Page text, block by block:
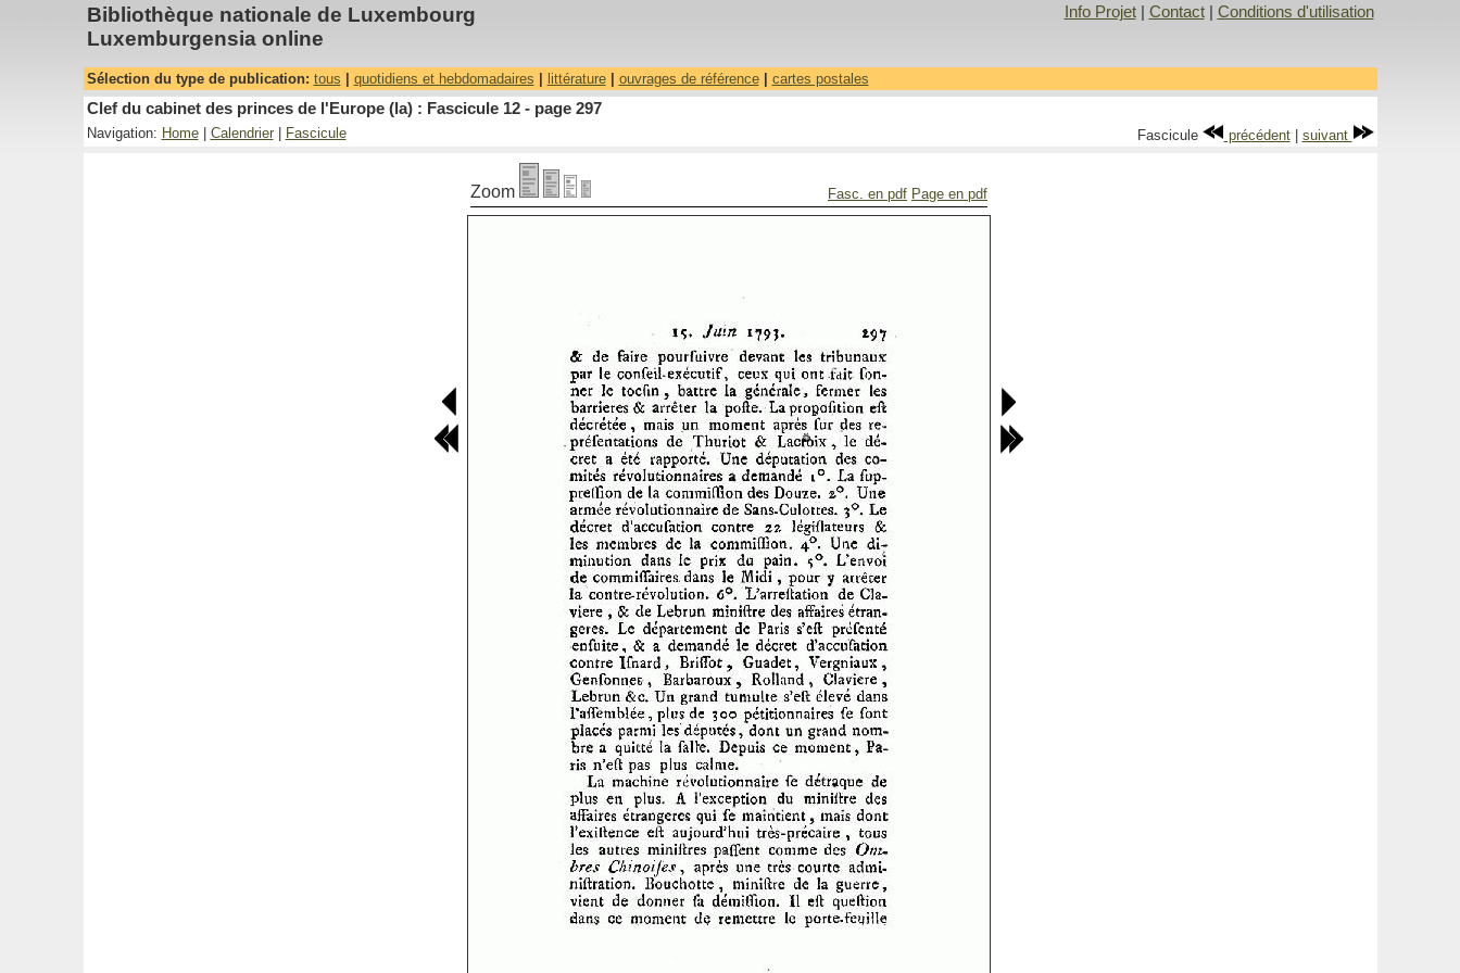
Bibliothèque nationale de Luxembourg
Luxemburgensia online
Info Projet| Contact| Conditions d'utilisation
Sélection du type de publication: tous quotidiens et hebdomadaires littérature| ouvrages de référence| cartes postales
Clef du cabinet des princes de l'Europe (la) : Fascicule 12 - page 297
Navigation: Home| Calendrier| Fascicule Fascicule précédent| suivant
Zoom Fasc. en pdf Page en pdf